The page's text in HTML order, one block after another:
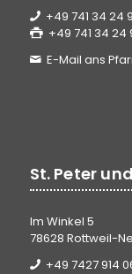
+49 741 34 24 9
+49 741 34 24
E-Mail ans
St. Peter
Im Winkel 5
78628 Rottweil-
+49 7427 914